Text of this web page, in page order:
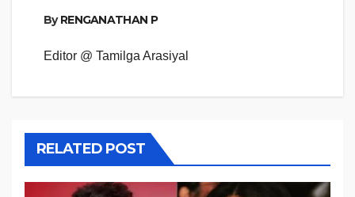
ByRENGANATHAN P
Editor @ Tamilga Arasiyal
RELATED POST